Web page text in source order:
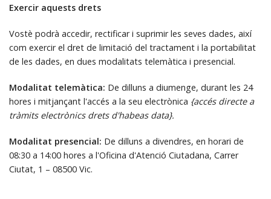
Exercir aquests drets
Vostè podrà accedir, rectificar i suprimir les seves dades, així
com exercir el dret de limitació del tractament i la portabilitat
de les dades, en dues modalitats telemàtica i presencial.
Modalitat telemàtica: De dilluns a diumenge, durant les 24
hores i mitjançant l'accés a la seu electrònica {accés directe a
tràmits electrònics drets d'habeas data}.
Modalitat presencial: De dilluns a divendres, en horari de
08:30 a 14:00 hores a l'Oficina d'Atenció Ciutadana, Carrer
Ciutat, 1 – 08500 Vic.